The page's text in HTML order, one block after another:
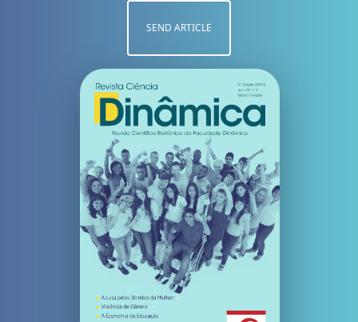
SEND ARTICLE